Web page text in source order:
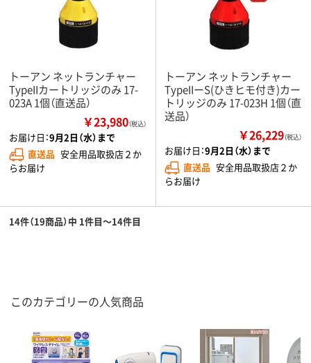
トーアン ネットランチャー
TypeIIカートリッジのみ 17-
023A 1個（直送品）
￥23,980（税込）
お届け日：9月2日（水）まで
直送品 安全用品取扱店２か
らお届け
トーアン ネットランチャー
TypeIIーS(ひきヒモ付き)カー
トリッジのみ 17-023H 1個（直
送品）
￥26,229（税込）
お届け日：9月2日（水）まで
直送品 安全用品取扱店２か
らお届け
14件（19商品）中 1件目～14件目
このカテゴリーの人気商品